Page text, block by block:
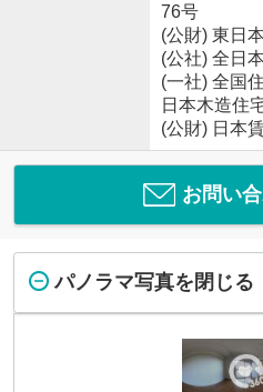
76号
(公財) 東日
(公社) 全日
(一社) 全国
日本木造住
(公財) 日本
お問い
パノラマ写真を閉じる